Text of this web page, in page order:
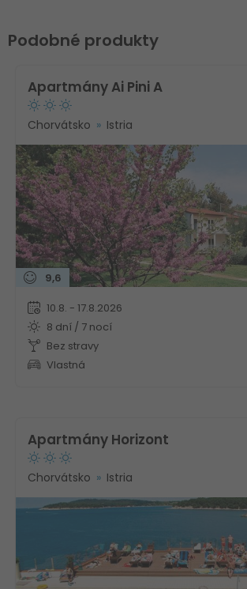
Podobné produkty
Apartmány Ai Pini A
Chorvátsko Istria
9,6
10.8. - 17.8.2026
8 dní / 7 nocí
Bez stravy
Vlastná
Apartmány Horizont
Chorvátsko Istria